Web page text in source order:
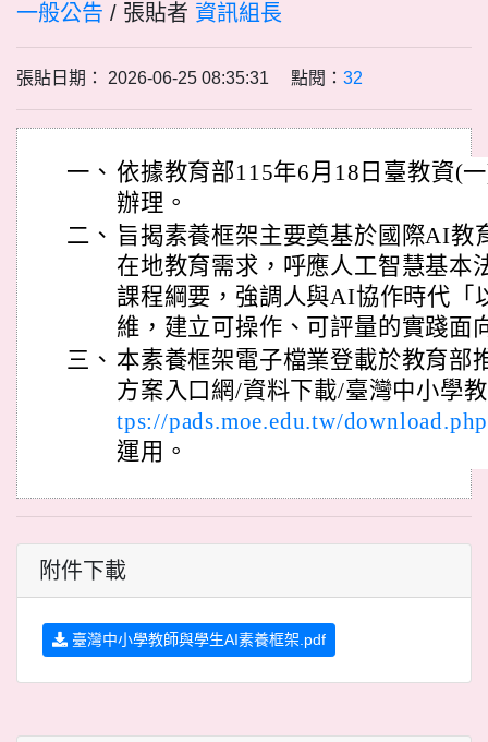
一般公告 / 張貼者 資訊組長
張貼日期： 2026-06-25 08:35:31 點閱： 32
一、 依據教育部115年6月18日臺教資(
辦理。
二、 旨揭素養框架主要奠基於國際AI教
在地教育需求，呼應人工智慧基本
課程綱要，強調人與AI協作時代「
維，建立可操作、可評量的實踐面
三、 本素養框架電子檔業登載於教育部
方案入口網/資料下載/臺灣中小學
tps://pads.moe.edu.tw/download.php
運用。
附件下載
臺灣中小學教師與學生AI素養框架.pdf